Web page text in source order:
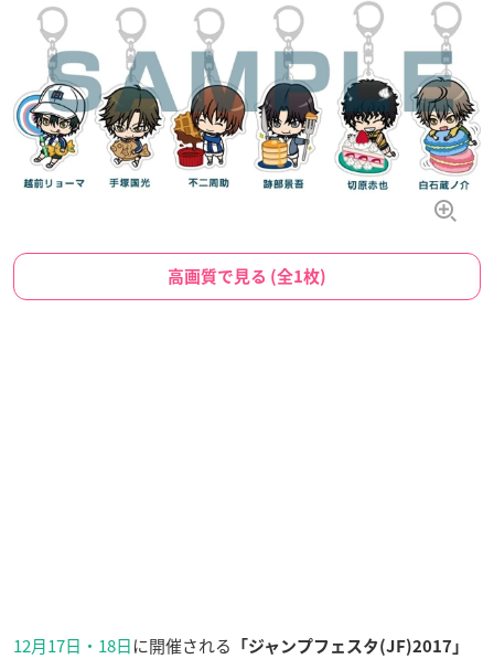
高画質で見る (全1枚)
12月17日・18日に開催される 「ジャンプフェスタ(JF)2017」